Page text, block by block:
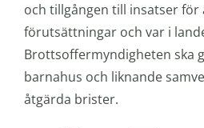
och tillgången till insatser för
förutsättningar och var i
Brottsoffermyndigheten ska
barnahus och liknande
åtgärda brister.